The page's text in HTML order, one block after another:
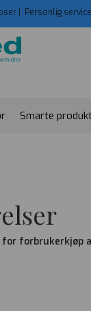
| Personlig service
Smarte
forbrukerkjøp